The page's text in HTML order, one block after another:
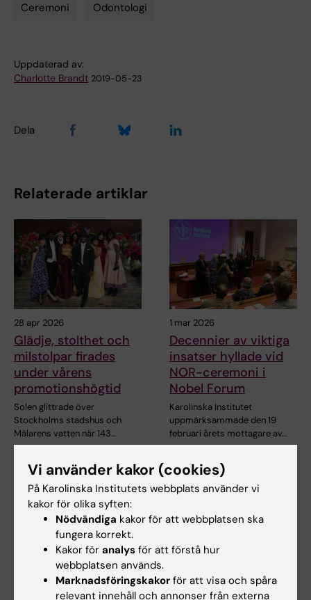
Ceremoni Odontologi
Uppdaterad av:
Charlotte Brandt 2019-05-23
Dela
Relaterade artiklar
28 apr 2026
Glädje, stolthet och
milstolpar firades
under vårens
promotionshögtid
Solen glittrade över
Stockholms stadshus och
Mälarens vatten när 143…
1 mar 2026
Decennier av viktiga
insatser hyllade vid
NOR-ceremoni i
Nobel Forum
Karolinska Institutet
uppmärksammade den 19
februari årets mottagare av…
22 jan 2026
KI utser två nya
18 nov 2025
Vänskap och lika
Vi använder kakor (cookies)
På Karolinska Institutets webbplats använder vi
kakor för olika syften:
Nödvändiga kakor för att webbplatsen ska
fungera korrekt.
Kakor för analys för att förstå hur
webbplatsen används.
Marknadsföringskakor för att visa och spåra
relevant innehåll och annonser från externa